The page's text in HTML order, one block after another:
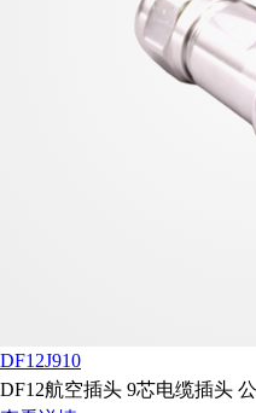
DF12J910
DF12航空插头 9芯电缆插头